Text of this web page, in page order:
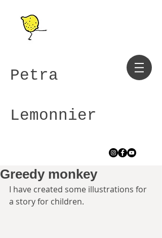
Petra
Lemonnier
Greedy monkey
I have created some illustrations for
a story for children.